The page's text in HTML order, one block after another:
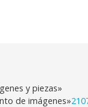
y piezas»
de imágenes»